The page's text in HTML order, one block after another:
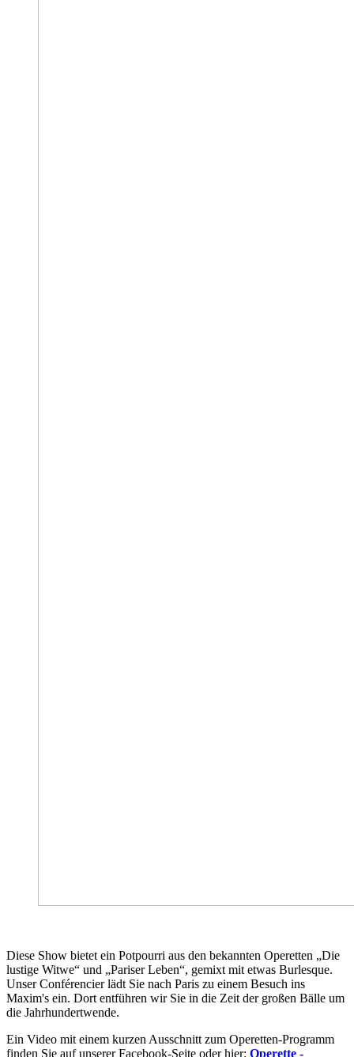
Diese Show bietet ein Potpourri aus den bekannten Operetten „Die
lustige Witwe“ und „Pariser Leben“, gemixt mit etwas Burlesque.
Unser Conférencier lädt Sie nach Paris zu einem Besuch ins
Maxim's ein. Dort entführen wir Sie in die Zeit der großen Bälle um
die Jahrhundertwende.
Ein Video mit einem kurzen Ausschnitt zum Operetten-Programm
finden Sie auf unserer Facebook-Seite oder hier: Operette -